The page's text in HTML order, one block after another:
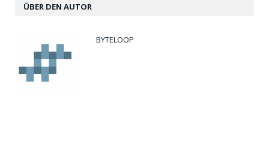
ÜBER DEN AUTOR
BYTELOOP